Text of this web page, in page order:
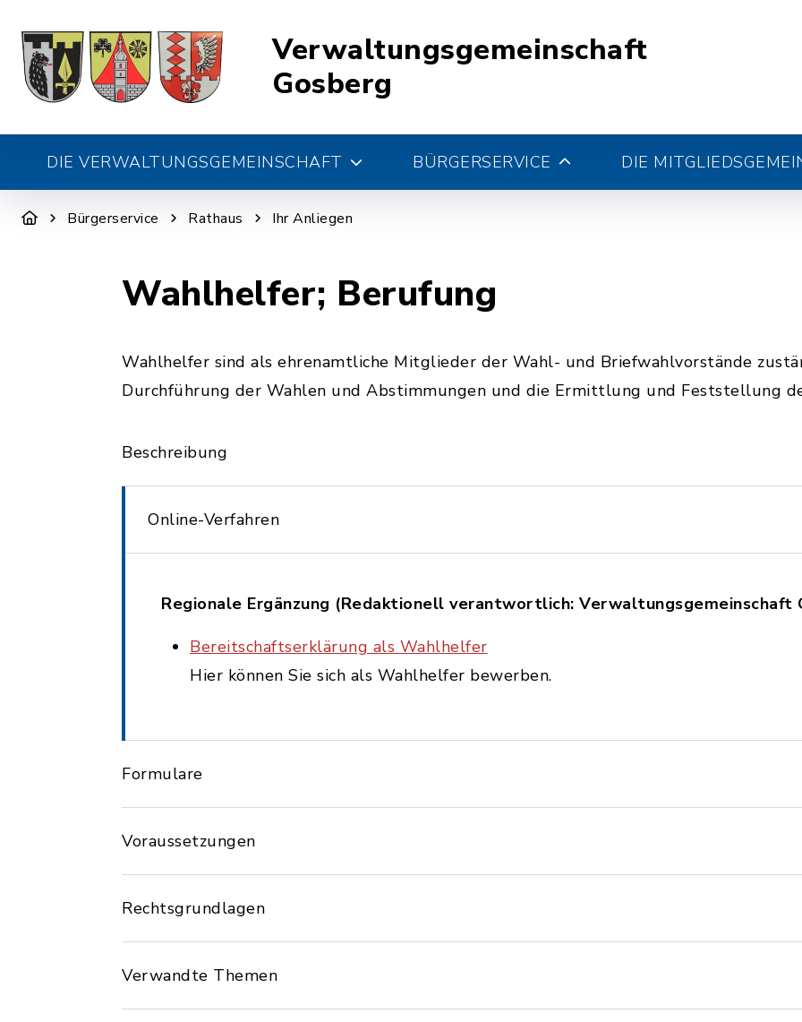
Verwaltungsgemeinschaft
Gosberg
DIE VERWALTUNGSGEMEINSCHAFT BÜRGERSERVICE DIE
Bürgerservice Rathaus Ihr Anliegen
Wahlhelfer; Berufung
Wahlhelfer sind als ehrenamtliche Mitglieder der Wahl- und Briefwahlvorstände
Durchführung der Wahlen und Abstimmungen und die Ermittlung und Feststellung
Beschreibung
Online-Verfahren
Regionale Ergänzung (Redaktionell verantwortlich: Verwaltungsgemeinschaft
Bereitschaftserklärung als Wahlhelfer
Hier können Sie sich als Wahlhelfer bewerben.
Formulare
Voraussetzungen
Rechtsgrundlagen
Verwandte Themen